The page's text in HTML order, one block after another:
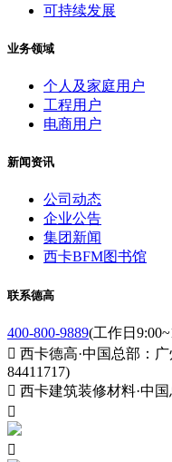
可持续发展
业务领域
个人及家庭用户
工程用户
电商用户
新闻资讯
公司动态
企业公告
集团新闻
西卡BFM图书馆
联系德高
400-800-9889(工作日
 西卡德高·中国总部：
84411717)
 西卡建筑装修材料·中

